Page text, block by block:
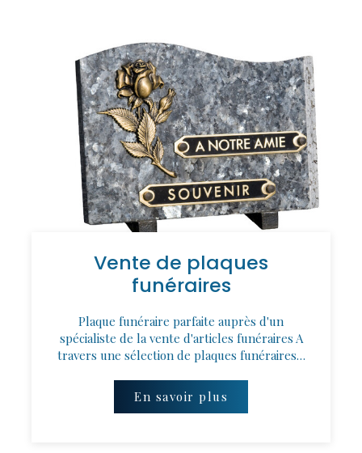
Vente de plaques
funéraires
Plaque funéraire parfaite auprès d'un
spécialiste de la vente d'articles funéraires A
travers une sélection de plaques funéraires…
En savoir plus